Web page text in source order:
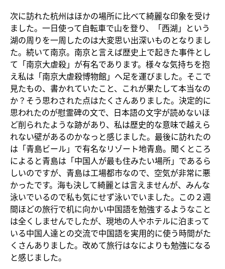
次に訪れた杭州はほかの場所に比べて綺麗な印象を受け
ました。一日使って自転車で山を登り、「西湖」という
湖の周りを一周したのは大変思い出深いものとなりまし
た。続いて南京。南京と言えば歴史上で起きた事件とし
て「南京大虐殺」が有名であります。様々な気持ちを抱
え私は「南京大虐殺博物館」へ足を運びました。そこで
見たもの、書かれていたこと、これが果たして本当なの
か？そう思わされた点はたくさんありました。決定的に
思われたのが慰霊碑の文で、日本語の文字が読めないほ
ど削られたような跡があり、私は歴史的な意味で越えら
れない壁があるのかなっと感じました。最後に訪れたの
は「青島ビール」で有名なリゾート地青島。聞くところ
によると青島は「中国人が最も住みたい場所」であるら
しいのですが、青島は工場都市なので、空気が非常に悪
かったです。海も決して綺麗とは言えませんが、みんな
泳いでいるので私も気にせず泳いでいました。この２週
間ほどの旅行で机に向かい中国語を勉強するようなこと
は全くしませんでしたが、現地の人やホテルに泊まって
いる中国人達との交流で中国語を実用的に使う時間がた
くさんありました。改めて旅行はなによりも勉強になる
と感じました。